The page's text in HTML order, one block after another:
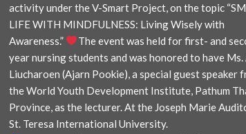
activity under the V-Smart Project, on the topic
LIFE WITH MINDFULNESS: Living Wisely with
Awareness.”
The event was held for first- and
year nursing students and was honored to have Ms.
Liucharoen (Ajarn Pookie), a special guest speaker
the World Youth Development Institute, Pathum
Province, as the lecturer. At the Joseph Marie
St. Teresa International University.